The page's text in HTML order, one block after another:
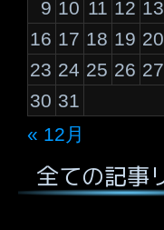
« 12月
9 10 11 12 13
16 17 18 19 20
23 24 25 26 27
30 31
全ての記事